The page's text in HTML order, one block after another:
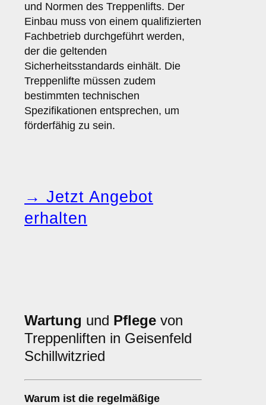
und Normen des Treppenlifts. Der
Einbau muss von einem qualifizierten
Fachbetrieb durchgeführt werden,
der die geltenden
Sicherheitsstandards einhält. Die
Treppenlifte müssen zudem
bestimmten technischen
Spezifikationen entsprechen, um
förderfähig zu sein.
→ Jetzt Angebot
erhalten
Wartung und Pflege von
Treppenliften in Geisenfeld
Schillwitzried
Warum ist die regelmäßige